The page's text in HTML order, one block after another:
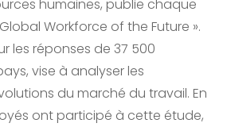
humaines, publie chaque
Workforce of the Future ».
les réponses de 37 500
vise à analyser les
du marché du travail. En
ont participé à cette étude,